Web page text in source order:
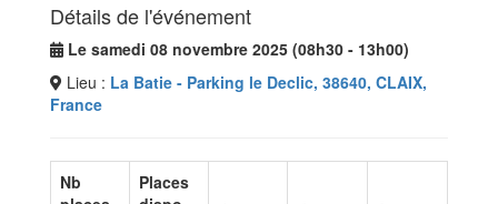
Détails de l'événement
Le samedi 08 novembre 2025 (08h30 - 13h00)
Lieu : La Batie - Parking le Declic, 38640, CLAIX,
France
Nb
Places